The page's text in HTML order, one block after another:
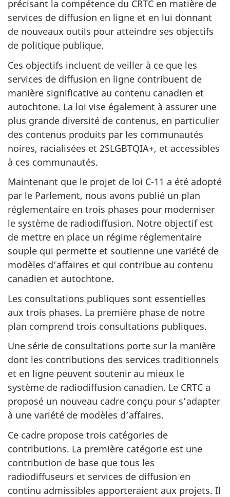
précisant la compétence du CRTC en matière de
services de diffusion en ligne et en lui donnant
de nouveaux outils pour atteindre ses objectifs
de politique publique.
Ces objectifs incluent de veiller à ce que les
services de diffusion en ligne contribuent de
manière significative au contenu canadien et
autochtone. La loi vise également à assurer une
plus grande diversité de contenus, en particulier
des contenus produits par les communautés
noires, racialisées et 2SLGBTQIA+, et accessibles
à ces communautés.
Maintenant que le projet de loi C-11 a été adopté
par le Parlement, nous avons publié un plan
réglementaire en trois phases pour moderniser
le système de radiodiffusion. Notre objectif est
de mettre en place un régime réglementaire
souple qui permette et soutienne une variété de
modèles d’affaires et qui contribue au contenu
canadien et autochtone.
Les consultations publiques sont essentielles
aux trois phases. La première phase de notre
plan comprend trois consultations publiques.
Une série de consultations porte sur la manière
dont les contributions des services traditionnels
et en ligne peuvent soutenir au mieux le
système de radiodiffusion canadien. Le CRTC a
proposé un nouveau cadre conçu pour s’adapter
à une variété de modèles d’affaires.
Ce cadre propose trois catégories de
contributions. La première catégorie est une
contribution de base que tous les
radiodiffuseurs et services de diffusion en
continu admissibles apporteraient aux projets. Il